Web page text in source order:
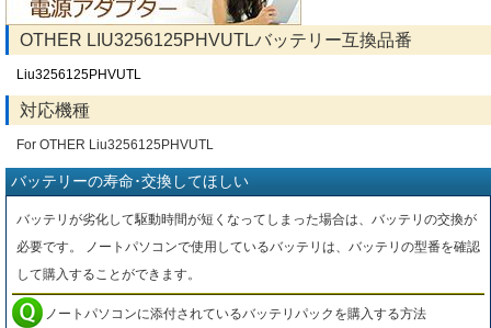
OTHER LIU3256125PHVUTLバッテリー互換品番
Liu3256125PHVUTL
対応機種
For OTHER Liu3256125PHVUTL
バッテリーの寿命･交換してほしい
バッテリが劣化して駆動時間が短くなってしまった場合は、バッテリの交換が
必要です。 ノートパソコンで使用しているバッテリは、バッテリの型番を確認
して購入することができます。
ノートパソコンに添付されているバッテリパックを購入する方法